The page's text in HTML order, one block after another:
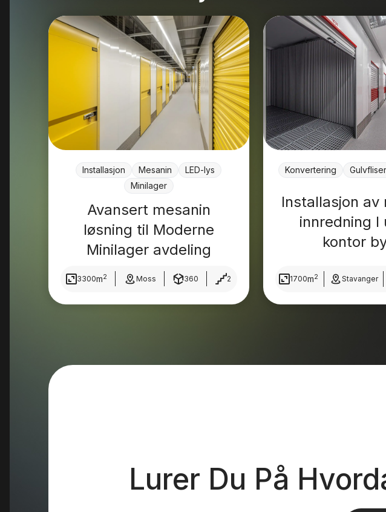
Installasjon Mesanin
LED-lys
Minilager
Avansert mesanin
løsning til Moderne
Minilager avdeling
3300m2 Moss 360 2
Konvertering Gulvfliser
Installasjon av
innredning I
kontor
1700m2 Stavanger
Lurer Du På